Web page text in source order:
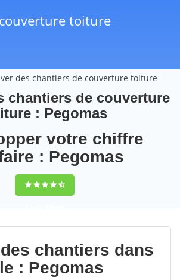
toiture
des chantiers de couverture toiture
chantiers de couverture
: Pegomas
votre chiffre
: Pegomas
9,5(100%)60
votes
chantiers dans
: Pegomas